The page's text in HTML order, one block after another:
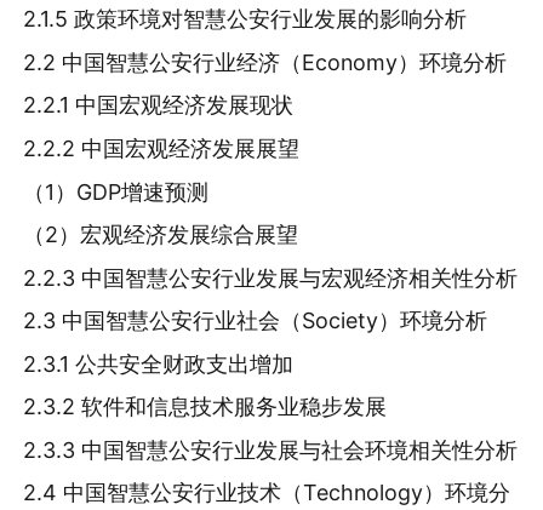
2.1.5 政策环境对智慧公安行业发展的影响分析
2.2 中国智慧公安行业经济（Economy）环境分析
2.2.1 中国宏观经济发展现状
2.2.2 中国宏观经济发展展望
（1）GDP增速预测
（2）宏观经济发展综合展望
2.2.3 中国智慧公安行业发展与宏观经济相关性分析
2.3 中国智慧公安行业社会（Society）环境分析
2.3.1 公共安全财政支出增加
2.3.2 软件和信息技术服务业稳步发展
2.3.3 中国智慧公安行业发展与社会环境相关性分析
2.4 中国智慧公安行业技术（Technology）环境分